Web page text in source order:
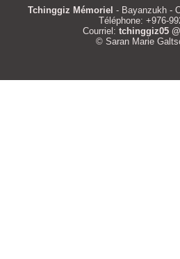
Tchinggiz Mémoriel - Bayanzukh -
Téléphone: +976-
Courriel: tchinggiz05
© Saran Marie